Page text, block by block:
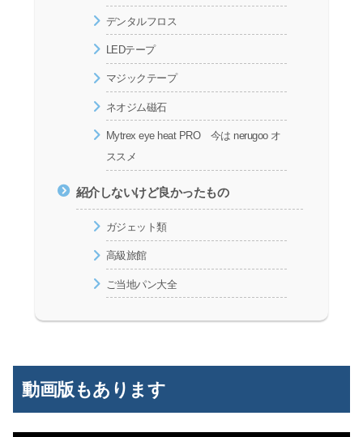
デンタルフロス
LEDテープ
マジックテープ
ネオジム磁石
Mytrex eye heat PRO 今は nerugoo オ
ススメ
紹介しないけど良かったもの
ガジェット類
高級旅館
ご当地パン大全
動画版もあります